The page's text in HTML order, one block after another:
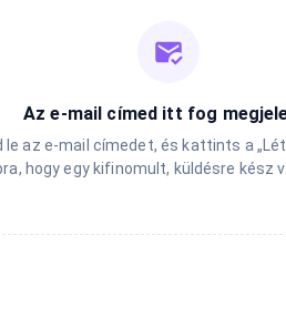
Az e-mail címed itt fog
le az e-mail címedet, és kattints a
hogy egy kifinomult, küldésre kész